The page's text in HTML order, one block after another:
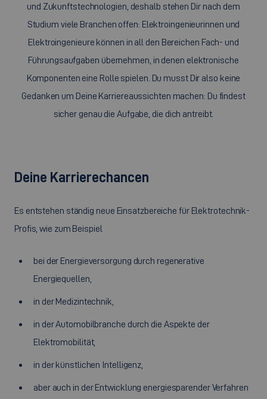
und Zukunftstechnologien, deshalb stehen Dir nach dem
Studium viele Branchen offen: Elektroingenieurinnen und
Elektroingenieure können in all den Bereichen Fach- und
Führungsaufgaben übernehmen, in denen elektronische
Komponenten eine Rolle spielen. Du musst Dir also keine
Gedanken um Deine Karriereaussichten machen: Du findest
sicher genau die Aufgabe, die dich antreibt.
Deine Karrierechancen
Es entstehen ständig neue Einsatzbereiche für Elektrotechnik-
Profis, wie zum Beispiel
bei der Energieversorgung durch regenerative
Energiequellen,
in der Medizintechnik,
in der Automobilbranche durch die Aspekte der
Elektromobilität,
in der künstlichen Intelligenz,
aber auch in der Entwicklung energiesparender Verfahren